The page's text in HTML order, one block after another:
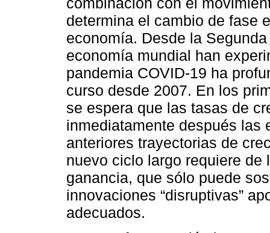
determina el cambio de fase
economía. Desde la
economía mundial han
pandemia COVID-19 ha
curso desde 2007. En los
se espera que las tasas de
inmediatamente después las
anteriores trayectorias de
nuevo ciclo largo requiere
ganancia, que sólo puede
innovaciones “disruptivas”
adecuados.